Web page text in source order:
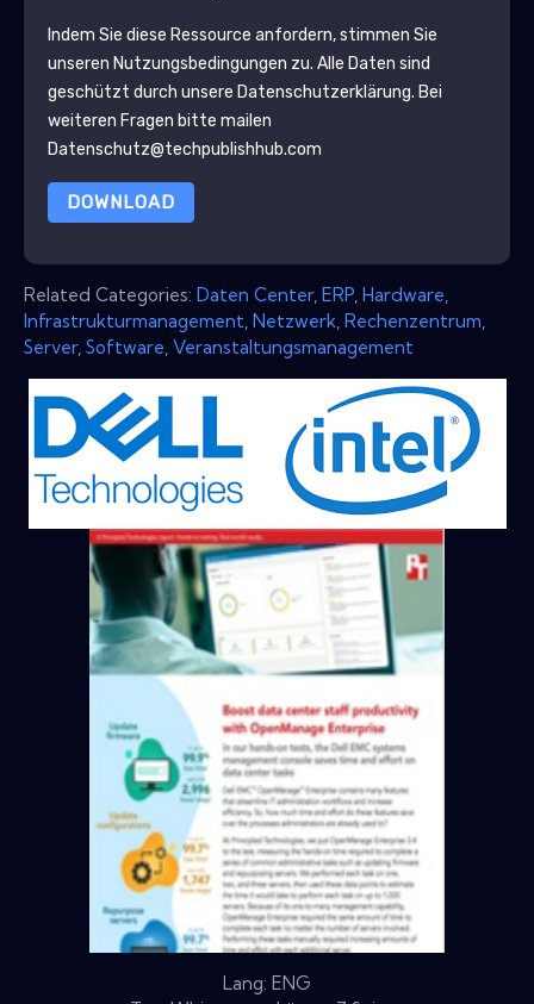
Indem Sie diese Ressource anfordern, stimmen Sie
unseren Nutzungsbedingungen zu. Alle Daten sind
geschützt durch unsere Datenschutzerklärung. Bei
weiteren Fragen bitte mailen
Datenschutz@techpublishhub.com
DOWNLOAD
Related Categories: Daten Center, ERP Hardware
Infrastrukturmanagement Netzwerk Rechenzentrum
Server, Software Veranstaltungsmanagement
Lang: ENG